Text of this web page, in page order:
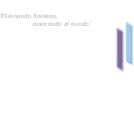
"Eliminando fronteras,
acercando al mundo"